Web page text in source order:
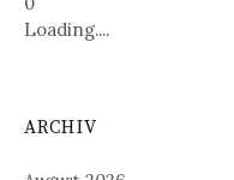
Loading....
ARCHIV